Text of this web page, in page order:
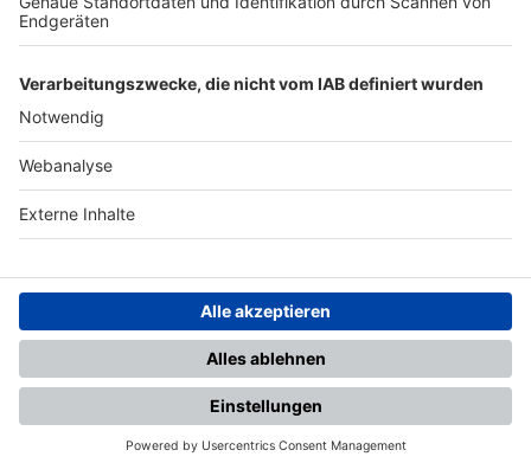
Nutzungsbedingungen Datenschutz Impressum